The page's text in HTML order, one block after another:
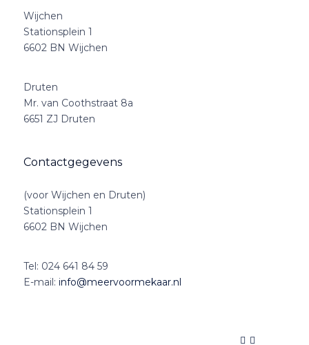
Wijchen
Stationsplein 1
6602 BN Wijchen
Druten
Mr. van Coothstraat 8a
6651 ZJ Druten
Contactgegevens
(voor Wijchen en Druten)
Stationsplein 1
6602 BN Wijchen
Tel: 024 641 84 59
E-mail: info@meervoormekaar.nl